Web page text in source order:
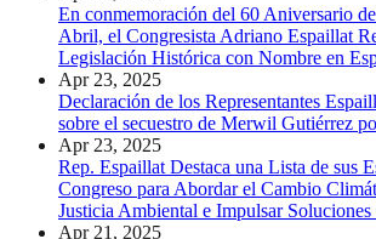
En conmemoración del 60 Aniversario
Abril, el Congresista Adriano Espaillat
Legislación Histórica con Nombre en
Apr 23, 2025
Declaración de los Representantes
sobre el secuestro de Merwil Gutiérrez
Apr 23, 2025
Rep. Espaillat Destaca una Lista de sus
Congreso para Abordar el Cambio
Justicia Ambiental e Impulsar
Apr 21, 2025